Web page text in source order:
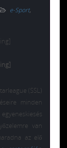
e-Sport,
(SSL)
minden
van
az elő